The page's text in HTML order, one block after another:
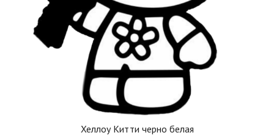
Хеллоу Китти черно белая